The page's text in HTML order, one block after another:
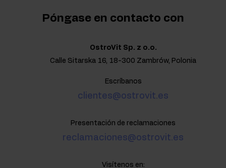
Póngase en contacto con
OstroVit Sp. z o.o.
Calle Sitarska 16, 18-300 Zambrów, Polonia
Escríbanos
clientes@ostrovit.es
Presentación de reclamaciones
reclamaciones@ostrovit.es
Visítenos en: